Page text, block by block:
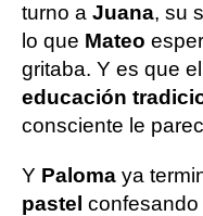
turno a Juana, su
lo que Mateo
gritaba. Y es que
educación
consciente le
Y Paloma ya
pastel